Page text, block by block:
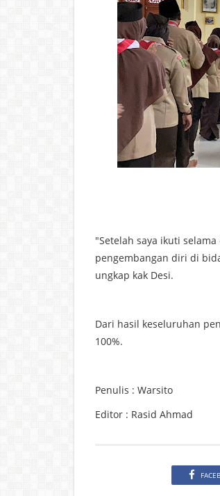
"Setelah saya ikuti
pengembangan diri di
ungkap kak Desi.
Dari hasil keseluruhan
100%.
Penulis : Warsito
Editor : Rasid Ahmad